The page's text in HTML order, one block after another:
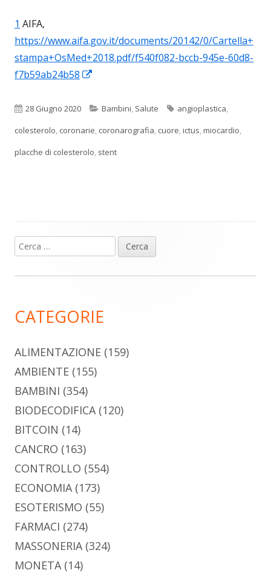
1 AIFA,
https://www.aifa.gov.it/documents/20142/0/Cartella+
stampa+OsMed+2018.pdf/f540f082-bccb-945e-60d8-
f7b59ab24b58
una
Pubblicato
28 Giugno 2020 Categorie
Bambini, Salute Tag
angioplastica,
colesterolo, coronarie, coronarografia, cuore,ictus,miocardio,
placche di colesterolo, stent
Barra
laterale
Ricerca
per:
CATEGORIE
ALIMENTAZIONE (159)
AMBIENTE (155)
BAMBINI (354)
BIODECODIFICA (120)
BITCOIN (14)
CANCRO (163)
CONTROLLO (554)
ECONOMIA (173)
ESOTERISMO (55)
FARMACI (274)
MASSONERIA (324)
MONETA (14)